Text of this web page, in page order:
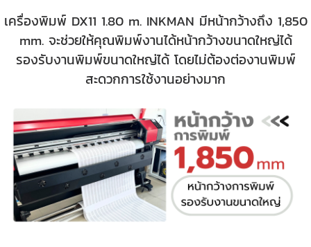
เครื่องพิมพ์ DX11 1.80 m. INKMAN มีหน้ากว้างถึง 1,850
mm. จะช่วยให้คุณพิมพ์งานได้หน้ากว้างขนาดใหญ่ได้
รองรับงานพิมพ์ขนาดใหญ่ได้ โดยไม่ต้องต่องานพิมพ์
สะดวกการใช้งานอย่างมาก